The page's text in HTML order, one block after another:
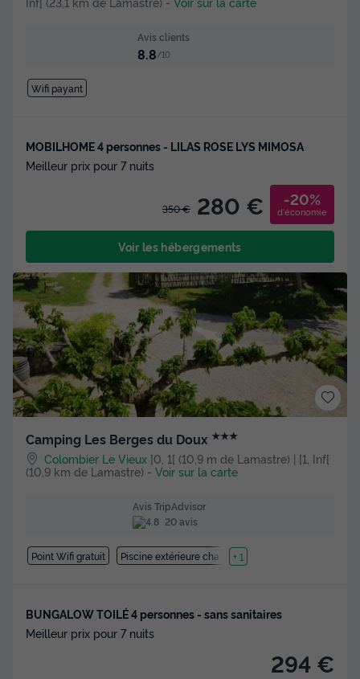
Avis clients
8.8 /10
Wifi payant
MOBILHOME 4 personnes - LILAS ROSE LYS MIMOSA
Meilleur prix pour 7 nuits
350 € 280 € -20%
d'économie
Voir les hébergements
Camping Les Berges du Doux ★★★
Colombier Le Vieux ]0, 1[ (10,9 m de Lamastre) | [1, Inf[
(10,9 km de Lamastre) - Voir sur la carte
Avis TripAdvisor
20 avis
Point Wifi gratuit Piscine extérieure chauffée
+ 1
BUNGALOW TOILÉ 4 personnes - sans sanitaires
Meilleur prix pour 7 nuits
294 €